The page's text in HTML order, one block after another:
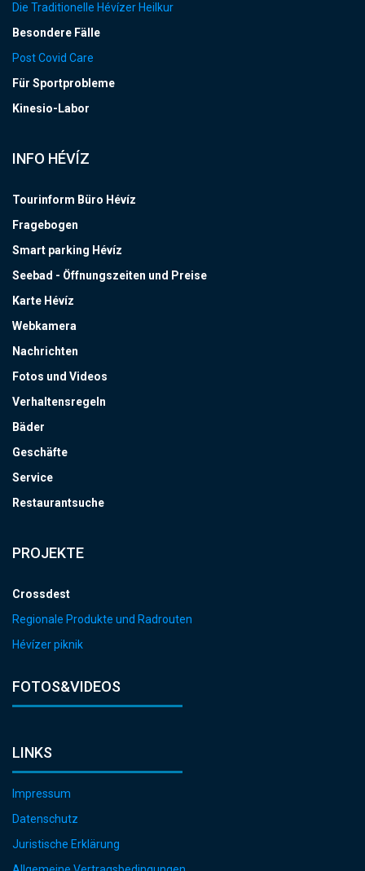
Die Traditionelle Hévízer Heilkur
Besondere Fälle
Post Covid Care
Für Sportprobleme
Kinesio-Labor
INFO HÉVÍZ
Tourinform Büro Hévíz
Fragebogen
Smart parking Hévíz
Seebad - Öffnungszeiten und Preise
Karte Hévíz
Webkamera
Nachrichten
Fotos und Videos
Verhaltensregeln
Bäder
Geschäfte
Service
Restaurantsuche
PROJEKTE
Crossdest
Regionale Produkte und Radrouten
Hévízer piknik
FOTOS&VIDEOS
LINKS
Impressum
Datenschutz
Juristische Erklärung